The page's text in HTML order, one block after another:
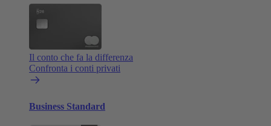
Il conto che fa la differenza
Confronta i conti privati
Business Standard